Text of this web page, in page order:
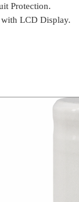
Protection.
with LCD Display.